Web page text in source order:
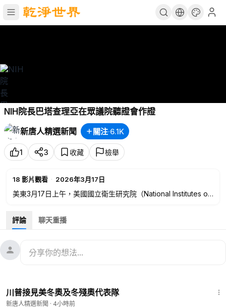
NIH院長巴塔查理亞在眾議院聽證會作證
新唐人精選新聞
關注·6.1K
1 3 收藏 檢舉
18 影片觀看 · 2026年3月17日
美東3月17日上午，美國國立衛生研究院（National Institutes of
博士將在眾議院小組舉行的NIH監督聽證會上作證，新唐人、大
紀元進行網絡直播（即時翻譯字幕）。
評論 聊天重播
川普接見美冬奧及冬殘奧代表隊
新唐人精選新聞 · 4小時前